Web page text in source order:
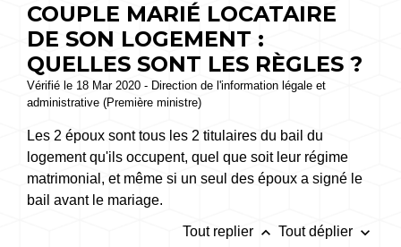
COUPLE MARIÉ LOCATAIRE
DE SON LOGEMENT :
QUELLES SONT LES RÈGLES ?
Vérifié le 18 Mar 2020 - Direction de l'information légale et
administrative (Première ministre)
Les 2 époux sont tous les 2 titulaires du bail du
logement qu'ils occupent, quel que soit leur régime
matrimonial, et même si un seul des époux a signé le
bail avant le mariage.
Tout replier keyboard_arrow_up Tout déplier keyboard_arrow_down